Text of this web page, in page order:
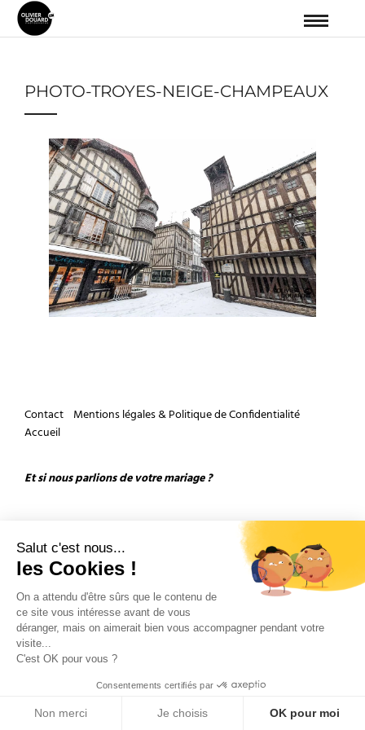
Salut c'est nous...
les Cookies !
On a attendu d'être sûrs que le contenu de
ce site vous intéresse avant de vous
déranger, mais on aimerait bien vous accompagner pendant votre
visite...
C'est OK pour vous ?
Consentements certifiés par
Non merci Je choisis OK pour moi
PHOTO-TROYES-NEIGE-CHAMPEAUX
Contact Mentions légales & Politique de Confidentialité
Accueil
Et si nous parlions de votre mariage ?
Copyright 2026 by Olivier Douard Photographe de mariage - Tous droits réservés